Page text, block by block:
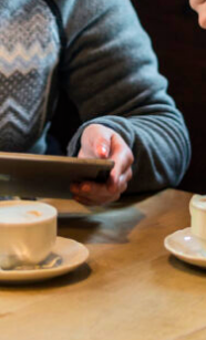
und
hinab – die
führen über
für den Sommer.